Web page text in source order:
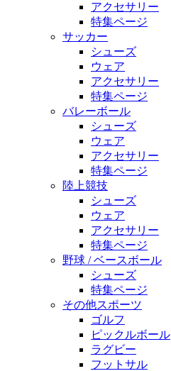
アクセサリー
特集ページ
サッカー
シューズ
ウェア
アクセサリー
特集ページ
バレーボール
シューズ
ウェア
アクセサリー
特集ページ
陸上競技
シューズ
ウェア
アクセサリー
特集ページ
野球 / ベースボール
シューズ
特集ページ
その他スポーツ
ゴルフ
ピックルボール
ラグビー
フットサル